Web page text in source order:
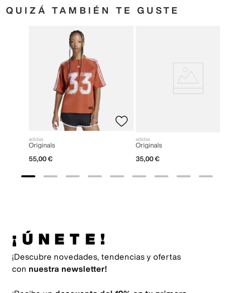
QUIZÁ TAMBIÉN TE GUSTE
adidas
Originals
55,00 €
adidas
Originals
35,00 €
¡ÚNETE!
¡Descubre novedades, tendencias y ofertas
con nuestra newsletter!